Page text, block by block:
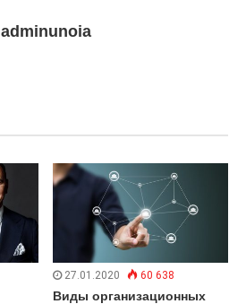
adminunoia
27.01.2020 60 638
Виды организационных